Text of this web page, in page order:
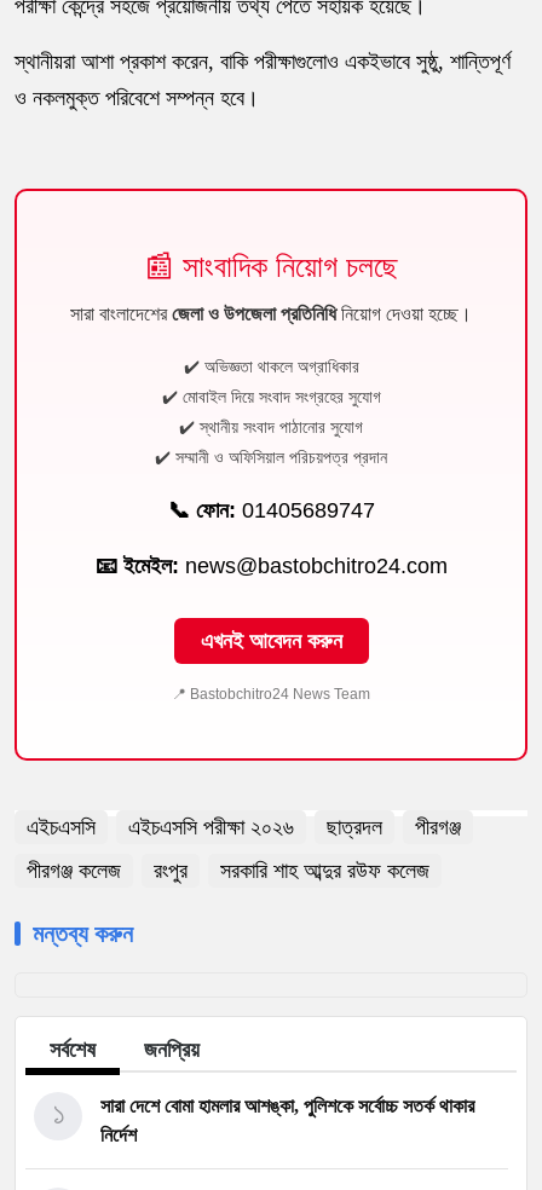
পরীক্ষা কেন্দ্রে সহজে প্রয়োজনীয় তথ্য পেতে সহায়ক হয়েছে।
স্থানীয়রা আশা প্রকাশ করেন, বাকি পরীক্ষাগুলোও একইভাবে সুষ্ঠু, শান্তিপূর্ণ
ও নকলমুক্ত পরিবেশে সম্পন্ন হবে।
📰 সাংবাদিক নিয়োগ চলছে
সারা বাংলাদেশেরজেলা ও উপজেলা প্রতিনিধিনিয়োগ দেওয়া হচ্ছে।
✔️ অভিজ্ঞতা থাকলে অগ্রাধিকার
✔️ মোবাইল দিয়ে সংবাদ সংগ্রহের সুযোগ
✔️ স্থানীয় সংবাদ পাঠানোর সুযোগ
✔️ সম্মানী ও অফিসিয়াল পরিচয়পত্র প্রদান
📞 ফোন: 01405689747
📧 ইমেইল: news@bastobchitro24.com
এখনই আবেদন করুন
📍 Bastobchitro24 News Team
এইচএসসি এইচএসসি পরীক্ষা ২০২৬ ছাত্রদল
পীরগঞ্জ
পীরগঞ্জ কলেজ
রংপুর সরকারি শাহ আব্দুর রউফ কলেজ
মন্তব্য করুন
সর্বশেষ জনপ্রিয়
সারা দেশে বোমা হামলার আশঙ্কা, পুলিশকে সর্বোচ্চ সতর্ক থাকার
নির্দেশ
১